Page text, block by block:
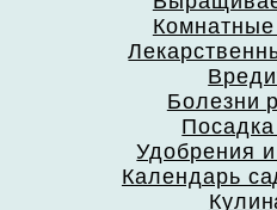
Комнатные
Болезни
Удобрения
Календарь